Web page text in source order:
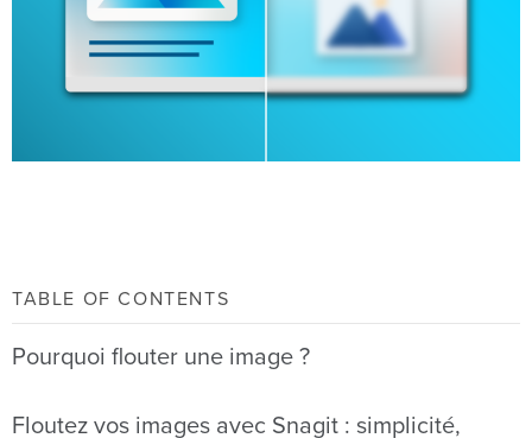
TABLE OF CONTENTS
Pourquoi flouter une image ?
Floutez vos images avec Snagit : simplicité,